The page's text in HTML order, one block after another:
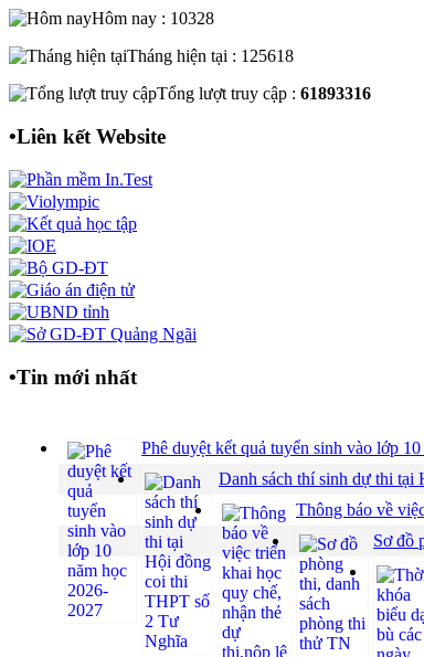
Hôm nay : 10328
Tháng hiện tại : 125618
Tổng lượt truy cập : 61893316
•Liên kết Website
•Tin mới nhất
Phê duyệt kết quả tuyển sinh vào lớp
Danh sách thí sinh dự thi
Thông báo về
Sơ đồ